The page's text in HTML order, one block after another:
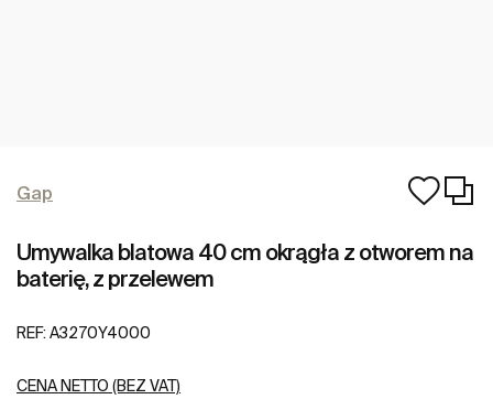
Gap
Umywalka blatowa 40 cm okrągła z otworem na
baterię, z przelewem
REF: A3270Y4000
CENA NETTO (BEZ VAT)